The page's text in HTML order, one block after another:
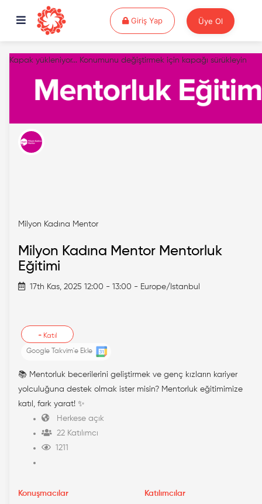
Giriş YapGiriş Yap Üye Ol
Kapak yükleniyor... Konumunu değiştirmek için kapağı sürükleyin
Milyon Kadına Mentor
Milyon Kadına Mentor Mentorluk
Eğitimi
17th Kas, 2025 12:00 - 13:00 - Europe/Istanbul
+ Katıl
Google Takvim'e Ekle
📚 Mentorluk becerilerini geliştirmek ve genç kızların kariyer
yolculuğuna destek olmak ister misin? Mentorluk eğitimimize
katıl, fark yarat! ✨
Herkese açık
22 Katılımcı
1211
Konuşmacılar Katılımcılar